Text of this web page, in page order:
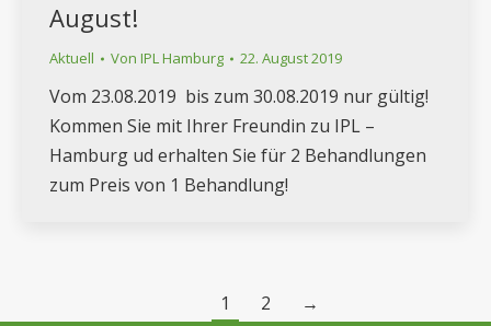
August!
Aktuell Von IPL Hamburg 22. August 2019
Vom 23.08.2019 bis zum 30.08.2019 nur gültig!
Kommen Sie mit Ihrer Freundin zu IPL –
Hamburg ud erhalten Sie für 2 Behandlungen
zum Preis von 1 Behandlung!
1 2 →